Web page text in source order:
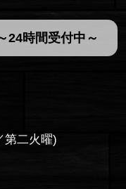
24時間受付中～
第二火曜)